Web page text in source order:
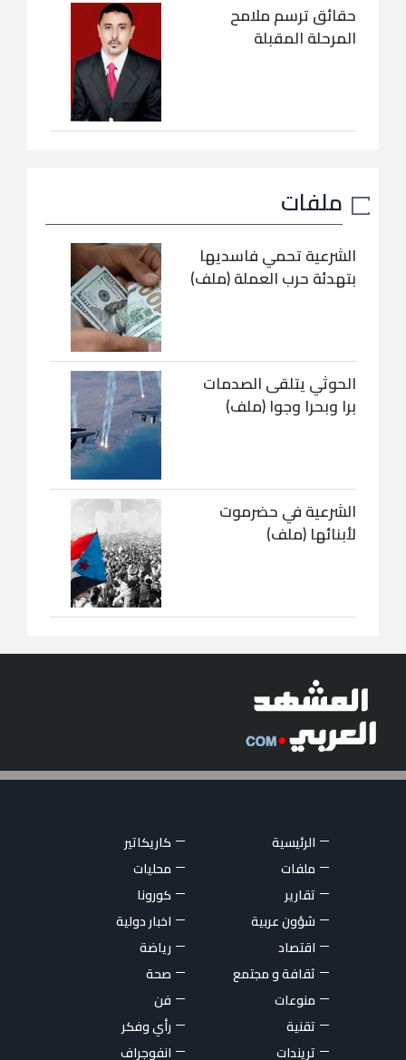
حقائق ترسم ملامح
المرحلة المقبلة
ملفات
الشرعية تحمي فاسديها
بتهدئة حرب العملة (ملف)
الحوثي يتلقى الصدمات
برا وبحرا وجوا (ملف)
الشرعية في حضرموت
لأبنائها (ملف)
الرئيسية
كاريكاتير
ملفات
محليات
تقارير
كورونا
شؤون عربية
اخبار دولية
اقتصاد
رياضة
ثقافة و مجتمع
صحة
منوعات
فن
تقنية
رأي وفكر
تريندات
انفوجراف